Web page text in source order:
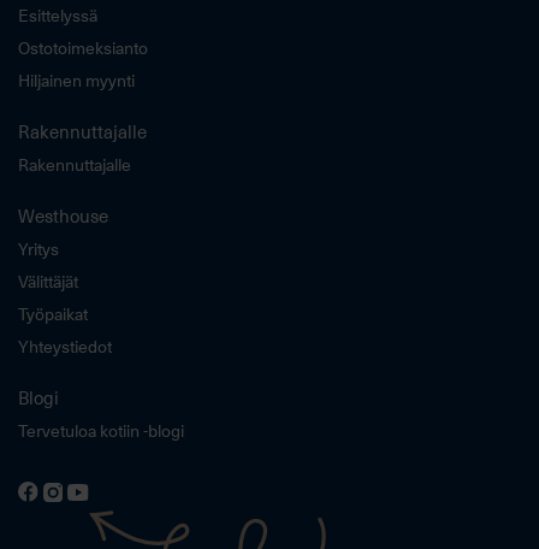
Esittelyssä
Ostotoimeksianto
Hiljainen myynti
Rakennuttajalle
Rakennuttajalle
Westhouse
Yritys
Välittäjät
Työpaikat
Yhteystiedot
Blogi
Tervetuloa kotiin -blogi